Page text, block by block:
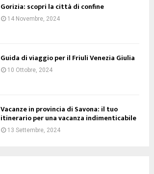
Gorizia: scopri la città di confine
14 Novembre, 2024
Guida di viaggio per il Friuli Venezia Giulia
10 Ottobre, 2024
Vacanze in provincia di Savona: il tuo
itinerario per una vacanza indimenticabile
13 Settembre, 2024